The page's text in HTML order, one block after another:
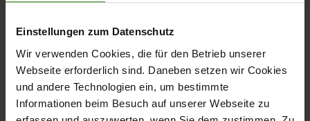
Einstellungen zum Datenschutz
Wir verwenden Cookies, die für den Betrieb unserer
Webseite erforderlich sind. Daneben setzen wir Cookies
und andere Technologien ein, um bestimmte
Informationen beim Besuch auf unserer Webseite zu
Das
aus der Interliving Handtuch Serie 9108
verwöhnt dich nach jedem Bad oder jeder Dusche mit
herrlich weicher Baumwolle in strahlendem Pink. Es
vereint elegantes Design mit höchstem Komfort –
perfekt für alle, die Wert auf Qualität und Stil im
Badezimmer legen.